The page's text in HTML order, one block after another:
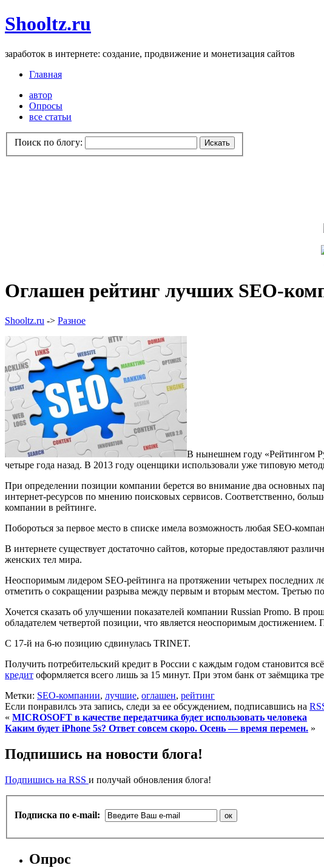
Shooltz.ru
заработок в интернете: создание, продвижение и монетизация сайтов
Главная
автор
Опросы
все статьи
Поиск по блогу:
Оглашен рейтинг лучших SEO-
Shooltz.ru -> Разное
В нынешнем году «Рейтингом
четыре года назад. В 2013 году оценщики использовали уже типовую
При определении позиции компании берется во внимание два основных
интернет-ресурсов по мнению поисковых сервисов. Соответственно,
компании в рейтинге.
Побороться за первое место в списке имела возможность любая SEO-
В интернете существует достаточно сайтов, которые предоставляют
женских тел мира.
Неоспоримым лидером SEO-рейтинга на протяжении четырех последних
отметить о сокращении разрыва между первым и вторым местом. Третью
Хочется сказать об улучшении показателей компании Russian Promo. В
обладателем четвертой позиции, что является неоспоримым
С 17-й на 6-ю позицию сдвинулась TRINET.
Получить потребительский кредит в России с каждым годом становится
кредит оформляется всего лишь за 15 минут. При этом банк от заёмщика
Метки: SEO-компании, лучшие, оглашен, рейтинг
Если понравилсь эта запись, следи за ее обсуждением, подписавшись на
« MICROSOFT в качестве передатчика будет использовать человека
Каким будет iPhone 5s? Ответ совсем скоро. Осень — время перемен. »
Подпишись на новости блога!
Подпишись на RSS и получай обновления блога!
Подписка по e-mail:
Опрос